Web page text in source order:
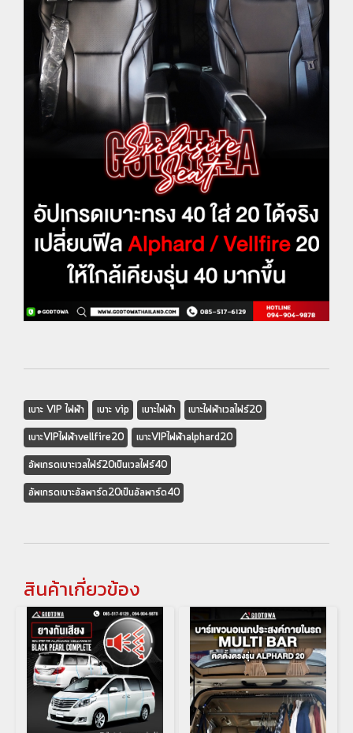
เบาะ VIP ไฟฟ้า เบาะ vip เบาะไฟฟ้า
เบาะไฟฟ้าเวลไฟร์20
เบาะVIPไฟฟ้าvellfire20
เบาะVIPไฟฟ้าalphard20
อัพเกรดเบาะเวลไฟร์20เป็นเวลไฟร์40
อัพเกรดเบาะอัลพาร์ด20เป็นอัลพาร์ด40
สินค้าเกี่ยวข้อง